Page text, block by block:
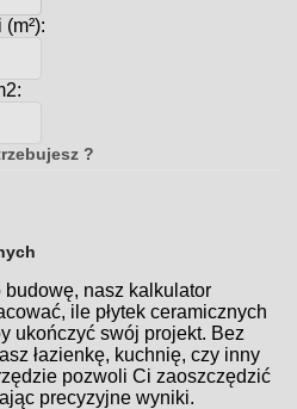
?
nasz kalkulator
ile płytek ceramicznych
ukończyć swój projekt. Bez
łazienkę, kuchnię, czy inny
pozwoli Ci zaoszczędzić
precyzyjne wyniki.